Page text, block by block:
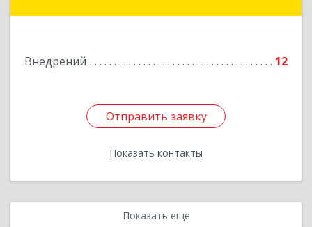
Внедрений 12
Отправить заявку
Показать контакты
Отправить заявку
Назад
Показать еще